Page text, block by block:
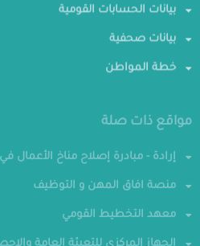
بيانات الحسابات القومية
بيانات صحفية
خطة المواطن
مواقع ذات صلة
إرادة - مبادرة إصلاح مناخ الأعمال
معهد التخطيط القومي